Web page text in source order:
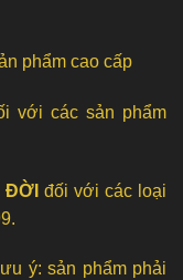
phẩm cao cấp
với các sản phẩm
ĐỜI đối với các loại
ý: sản phẩm phải